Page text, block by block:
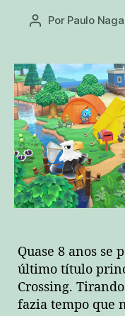
Autor
Por Paulo
Quase 8 anos se
último título
Crossing.
fazia tempo que